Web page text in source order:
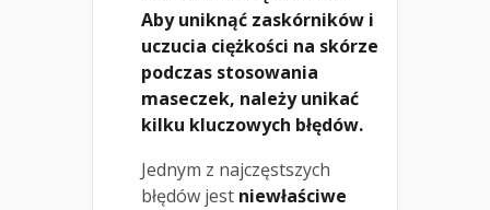
Aby uniknąć zaskórników i
uczucia ciężkości na skórze
podczas stosowania
maseczek, należy unikać
kilku kluczowych błędów.
Jednym z najczęstszych
błędów jest niewłaściwe